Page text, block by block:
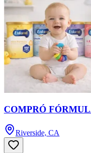
COMPRÓ
Riverside, CA